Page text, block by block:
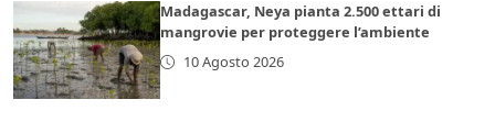
Madagascar, Neya pianta 2.500 ettari di
mangrovie per proteggere l’ambiente
10 Agosto 2026